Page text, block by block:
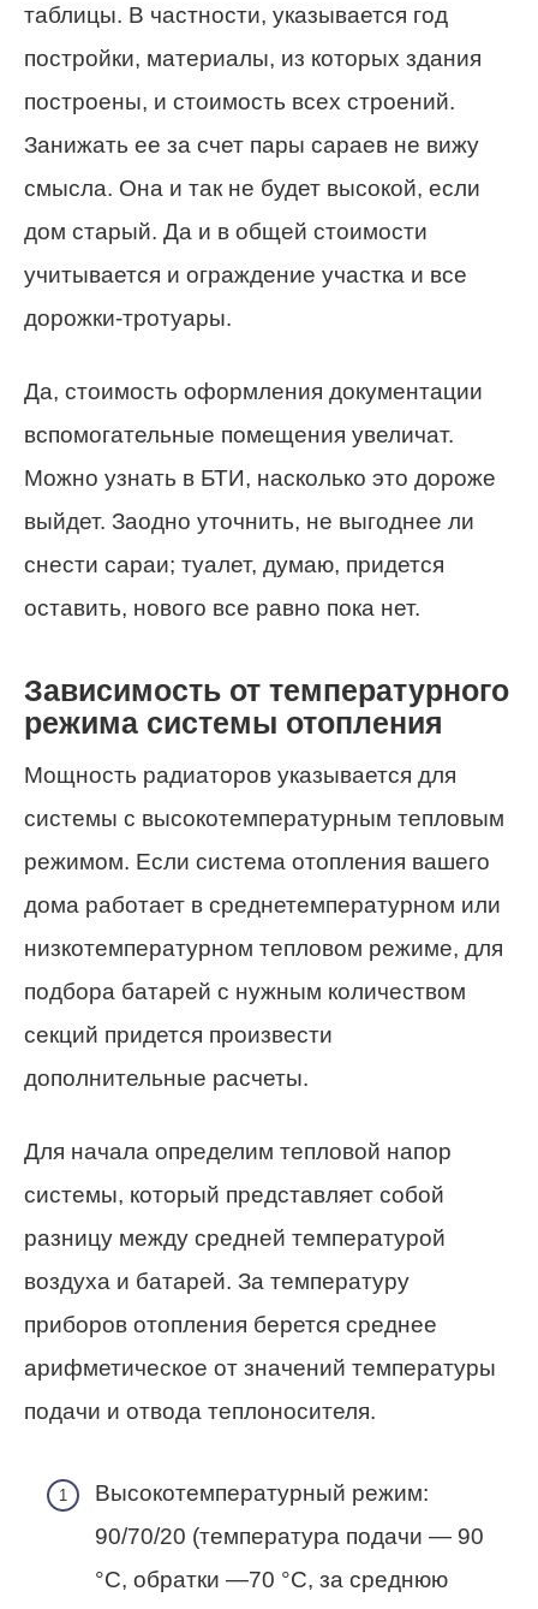
таблицы. В частности, указывается год
постройки, материалы, из которых здания
построены, и стоимость всех строений.
Занижать ее за счет пары сараев не вижу
смысла. Она и так не будет высокой, если
дом старый. Да и в общей стоимости
учитывается и ограждение участка и все
дорожки-тротуары.
Да, стоимость оформления документации
вспомогательные помещения увеличат.
Можно узнать в БТИ, насколько это дороже
выйдет. Заодно уточнить, не выгоднее ли
снести сараи; туалет, думаю, придется
оставить, нового все равно пока нет.
Зависимость от температурного
режима системы отопления
Мощность радиаторов указывается для
системы с высокотемпературным тепловым
режимом. Если система отопления вашего
дома работает в среднетемпературном или
низкотемпературном тепловом режиме, для
подбора батарей с нужным количеством
секций придется произвести
дополнительные расчеты.
Для начала определим тепловой напор
системы, который представляет собой
разницу между средней температурой
воздуха и батарей. За температуру
приборов отопления берется среднее
арифметическое от значений температуры
подачи и отвода теплоносителя.
Высокотемпературный режим:
90/70/20 (температура подачи — 90
°C, обратки —70 °C, за среднюю